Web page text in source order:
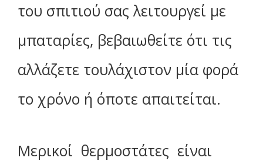
του σπιτιού σας λειτουργεί με
μπαταρίες, βεβαιωθείτε ότι τις
αλλάζετε τουλάχιστον μία φορά
το χρόνο ή όποτε απαιτείται.
Μερικοί θερμοστάτες είναι